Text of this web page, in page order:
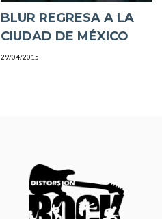
BLUR REGRESA A LA
CIUDAD DE MÉXICO
29/04/2015